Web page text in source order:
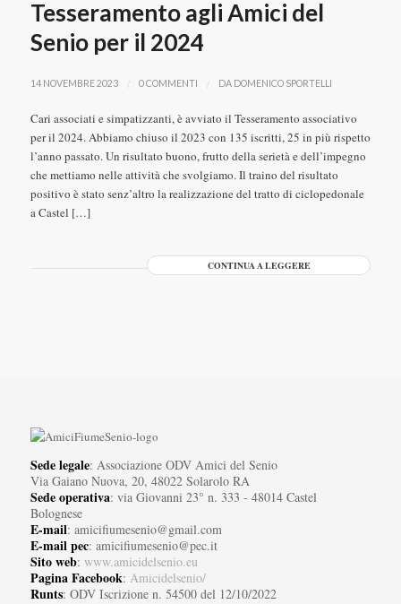
Tesseramento agli Amici del
Senio per il 2024
14 NOVEMBRE 2023 / 0 COMMENTI / DA DOMENICO SPORTELLI
Cari associati e simpatizzanti, è avviato il Tesseramento associativo
per il 2024. Abbiamo chiuso il 2023 con 135 iscritti, 25 in più rispetto
l’anno passato. Un risultato buono, frutto della serietà e dell’impegno
che mettiamo nelle attività che svolgiamo. Il traino del risultato
positivo è stato senz’altro la realizzazione del tratto di ciclopedonale
a Castel […]
CONTINUA A LEGGERE
Sede legale: Associazione ODV Amici del Senio
Via Gaiano Nuova, 20, 48022 Solarolo RA
Sede operativa: via Giovanni 23° n. 333 - 48014 Castel
Bolognese
E-mail: amicifiumesenio@gmail.com
E-mail pec: amicifiumesenio@pec.it
Sito web: www.amicidelsenio.eu
Pagina Facebook: Amicidelsenio/
Runts: ODV Iscrizione n. 54500 del 12/10/2022